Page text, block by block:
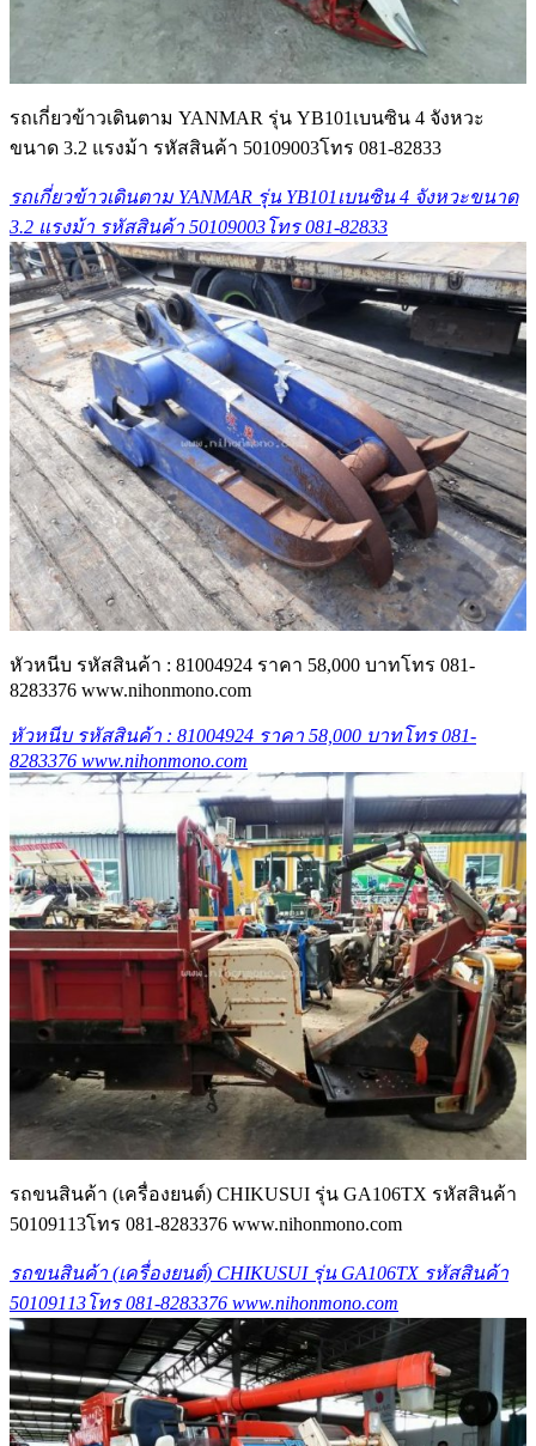
รถเกี่ยวข้าวเดินตาม YANMAR รุ่น YB101เบนซิน 4 จังหวะ
ขนาด 3.2 แรงม้า รหัสสินค้า 50109003โทร 081-82833
รถเกี่ยวข้าวเดินตาม YANMAR รุ่น YB101เบนซิน 4 จังหวะขนาด
3.2 แรงม้า รหัสสินค้า 50109003โทร 081-82833
หัวหนีบ รหัสสินค้า : 81004924 ราคา 58,000 บาทโทร 081-
8283376 www.nihonmono.com
หัวหนีบ รหัสสินค้า : 81004924 ราคา 58,000 บาทโทร 081-
8283376 www.nihonmono.com
รถขนสินค้า (เครื่องยนต์) CHIKUSUI รุ่น GA106TX รหัสสินค้า
50109113โทร 081-8283376 www.nihonmono.com
รถขนสินค้า (เครื่องยนต์) CHIKUSUI รุ่น GA106TX รหัสสินค้า
50109113โทร 081-8283376 www.nihonmono.com